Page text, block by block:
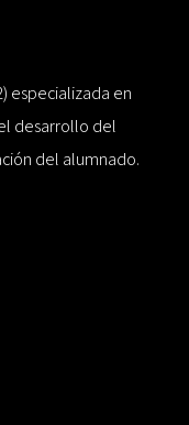
especializada en
desarrollo del
del alumnado.